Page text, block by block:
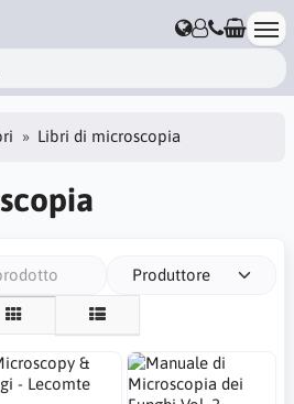
Libri di microscopia
Produttore